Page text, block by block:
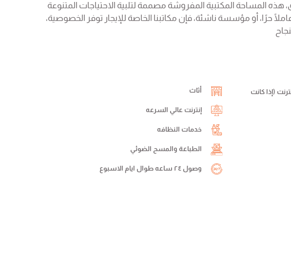
المساحة المكتبية المفروشة مصممة لتلبية الاحتياجات المتنوعة
حرًا، أو مؤسسة ناشئة، فإن مكاتبنا الخاصة للإيجار توفر الخصوصية،
(إذا كانت
أثاث
إنترنت عالي السرعه
خدمات النظافه
الطباعة والمسح الضوئي
وصول ٢٤ ساعه طوال ايام الاسبوع